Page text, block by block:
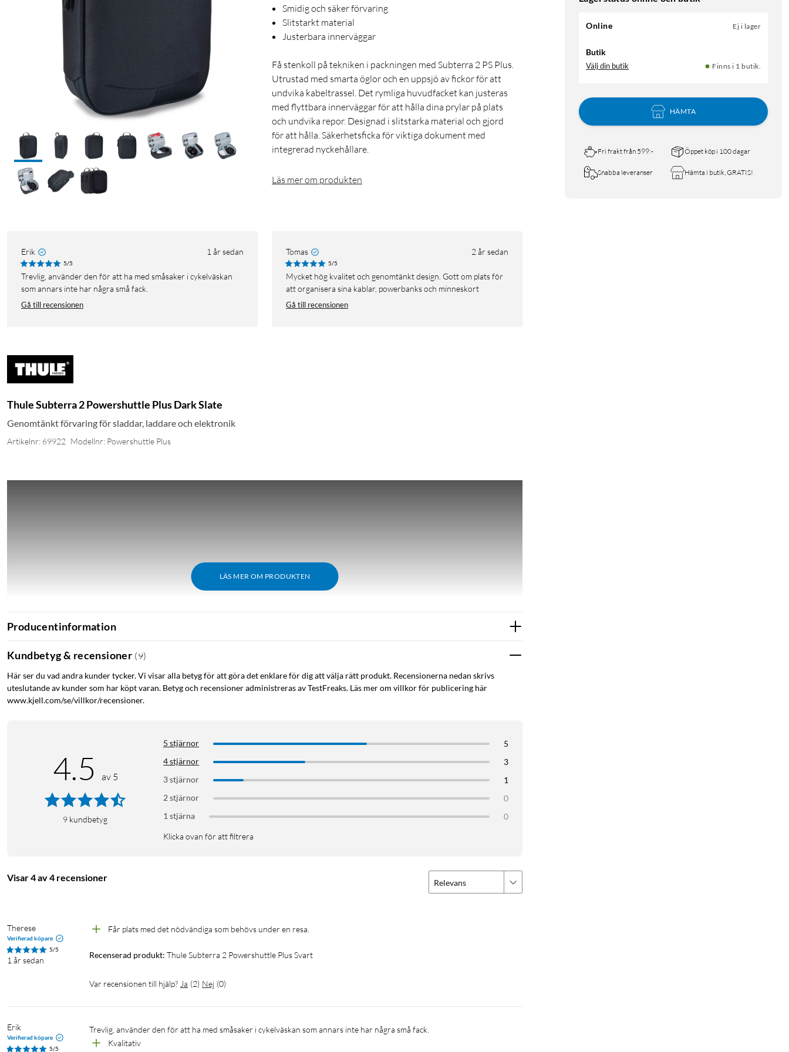
Online Ej i lager
Butik
Välj din butik Finns i 1 butik.
HÄMTA
Fri frakt från 599:- Öppet köp i 100 dagar
Snabba leveranser Hämta i butik, GRATIS!
Smidig och säker förvaring
Slitstarkt material
Justerbara innerväggar
Få stenkoll på tekniken i packningen med Subterra 2 PS Plus.
Utrustad med smarta öglor och en uppsjö av fickor för att
undvika kabeltrassel. Det rymliga huvudfacket kan justeras
med flyttbara innerväggar för att hålla dina prylar på plats
och undvika repor. Designad i slitstarka material och gjord
för att hålla. Säkerhetsficka för viktiga dokument med
integrerad nyckehållare.
Läs mer om produkten
Erik 1 år sedan
5/5
Trevlig, använder den för att ha med småsaker i cykelväskan
som annars inte har några små fack.
Gå till recensionen
Tomas 2 år sedan
5/5
Mycket hög kvalitet och genomtänkt design. Gott om plats för
att organisera sina kablar, powerbanks och minneskort
Gå till recensionen
Thule Subterra 2 Powershuttle Plus Dark Slate
Genomtänkt förvaring för sladdar, laddare och elektronik
Artikelnr: 69922 Modellnr: Powershuttle Plus
LÄS MER OM PRODUKTEN
Funktioner
Elastiska innerfickor och öglor
Säkerhetsficka med dragkedja för värdesaker
Integrerad nyckelhållare
Smidig och säker förvaring för viktiga saker
Förvara passet, värdehandlingar eller en liten anteckningsbok i en lättåtkomlig säkerhetsficka med dragkedja. Den integrerade
som kan hållas på plats i olika säkra fickor och elastiska öglor.
Producentinformation
Kundbetyg & recensioner (9)
Här ser du vad andra kunder tycker. Vi visar alla betyg för att göra det enklare för dig att välja rätt produkt. Recensionerna nedan skrivs
uteslutande av kunder som har köpt varan. Betyg och recensioner administreras av TestFreaks. Läs mer om villkor för publicering här
www.kjell.com/se/villkor/recensioner.
4.5 av 5
9 kundbetyg
5 stjärnor
5
4 stjärnor
3
3 stjärnor
1
2 stjärnor
0
1 stjärna
0
Klicka ovan för att filtrera
Visar 4 av 4 recensioner Relevans
Therese
Verifierad köpare
5/5
1 år sedan
Får plats med det nödvändiga som behövs under en resa.
Recenserad produkt: Thule Subterra 2 Powershuttle Plus Svart
Var recensionen till hjälp? Ja (2) Nej (0)
Erik
Verifierad köpare
5/5
Trevlig, använder den för att ha med småsaker i cykelväskan som annars inte har några små fack.
Kvalitativ